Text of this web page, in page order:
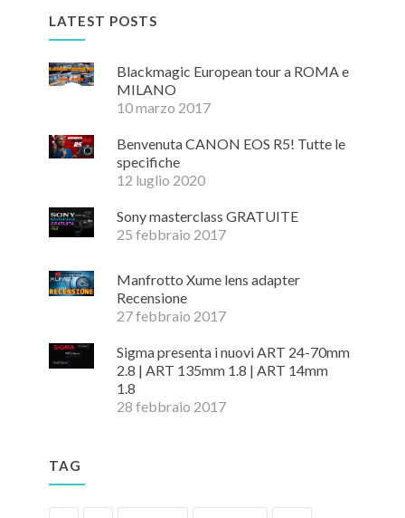
LATEST POSTS
Blackmagic European tour a ROMA e
MILANO
10 marzo 2017
Benvenuta CANON EOS R5! Tutte le
specifiche
12 luglio 2020
Sony masterclass GRATUITE
25 febbraio 2017
Manfrotto Xume lens adapter
Recensione
27 febbraio 2017
Sigma presenta i nuovi ART 24-70mm
2.8 | ART 135mm 1.8 | ART 14mm
1.8
28 febbraio 2017
TAG